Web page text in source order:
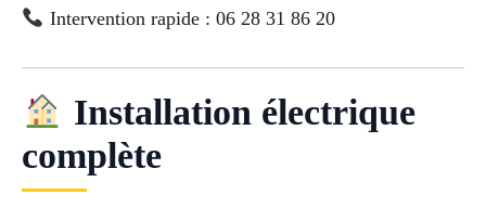
Intervention rapide : 06 28 31 86 20
Installation électrique
complète